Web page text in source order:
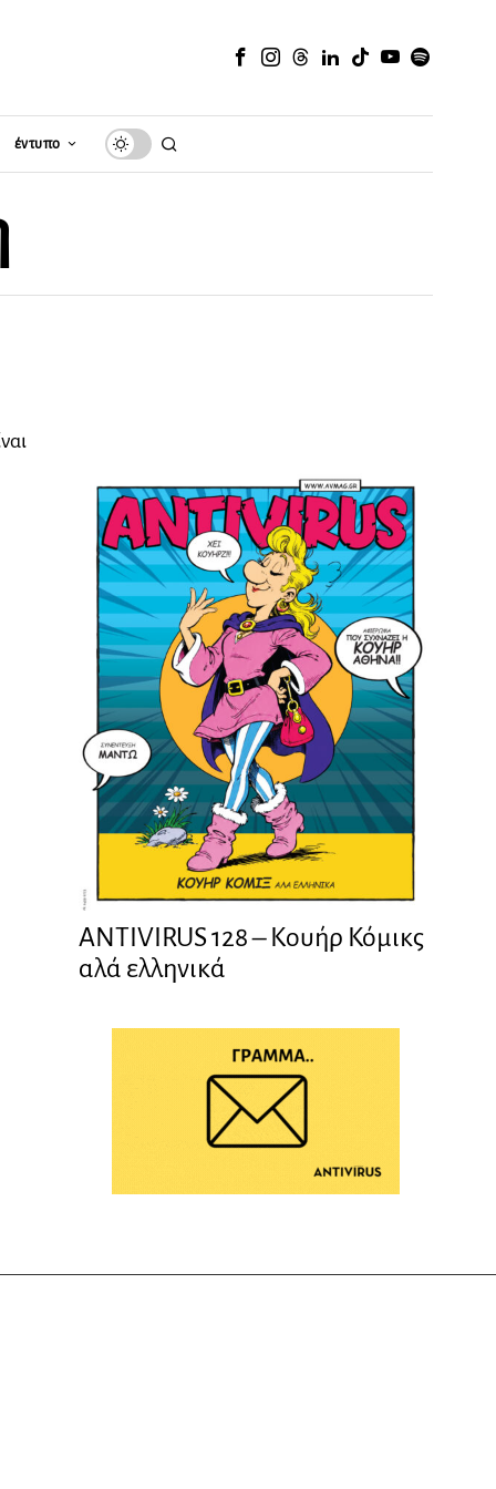
έντυπο
ANTIVIRUS 128 – Kουήρ Κόμικς
αλά ελληνικά